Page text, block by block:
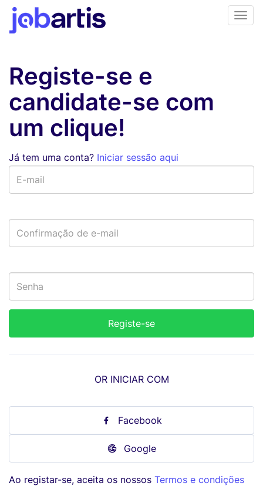
Registe-se e
candidate-se com
um clique!
Já tem uma conta? Iniciar sessão aqui
OR INICIAR COM
Facebook
Google
Ao registar-se, aceita os nossos Termos e condições